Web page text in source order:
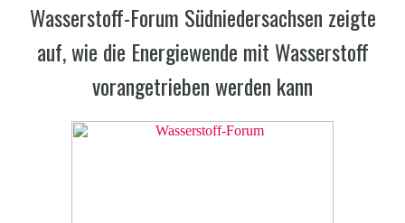
Wasserstoff-Forum Südniedersachsen zeigte
auf, wie die Energiewende mit Wasserstoff
vorangetrieben werden kann